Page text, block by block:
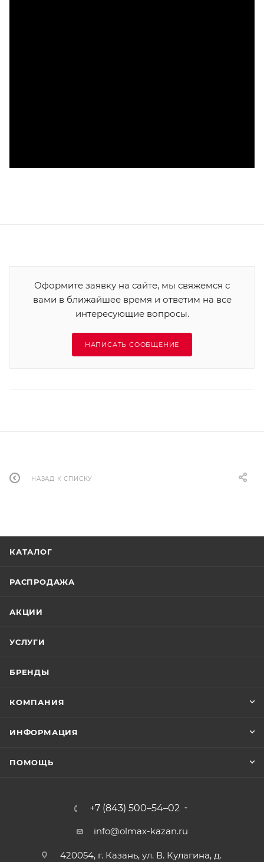
Оформите заявку на сайте, мы свяжемся с
вами в ближайшее время и ответим на все
интересующие вопросы.
НАПИСАТЬ СООБЩЕНИЕ
НАЗАД К СПИСКУ
КАТАЛОГ
РАСПРОДАЖА
АКЦИИ
УСЛУГИ
БРЕНДЫ
КОМПАНИЯ
ИНФОРМАЦИЯ
ПОМОЩЬ
+7 (843) 500–54–02
info@olmax-kazan.ru
420054, г. Казань, ул. В. Кулагина, д.